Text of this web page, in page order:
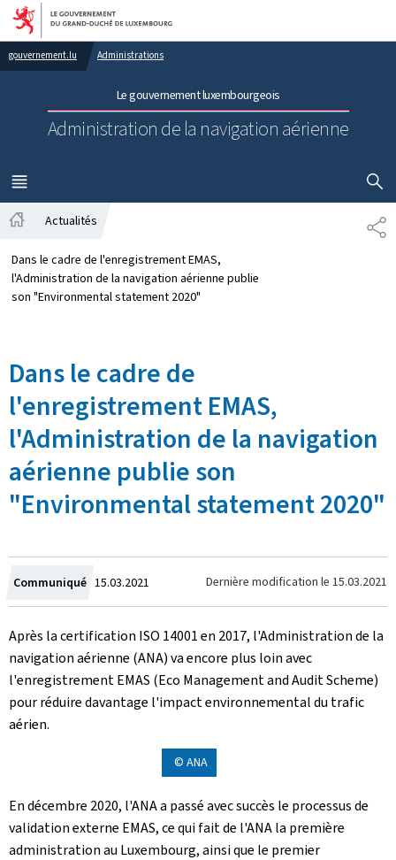
Aller au menu principal
Aller au contenu
gouvernement.lu Administrations
Le gouvernement luxembourgeois
Administration de la navigation aérienne
MENU
PRINCIPAL
Actualités
Dans le cadre de l'enregistrement EMAS,
l'Administration de la navigation aérienne publie
son "Environmental statement 2020"
Dans le cadre de
l'enregistrement EMAS,
l'Administration de la navigation
aérienne publie son
"Environmental statement 2020"
Communiqué Crée
le
15.03.2021 Dernière modification le 15.03.2021
Après la certification ISO 14001 en 2017, l'Administration de la
navigation aérienne (ANA) va encore plus loin avec
l'enregistrement EMAS (Eco Management and Audit Scheme)
pour réduire davantage l'impact environnemental du trafic
aérien.
© ANA
En décembre 2020, l'ANA a passé avec succès le processus de
validation externe EMAS, ce qui fait de l'ANA la première
administration au Luxembourg, ainsi que le premier